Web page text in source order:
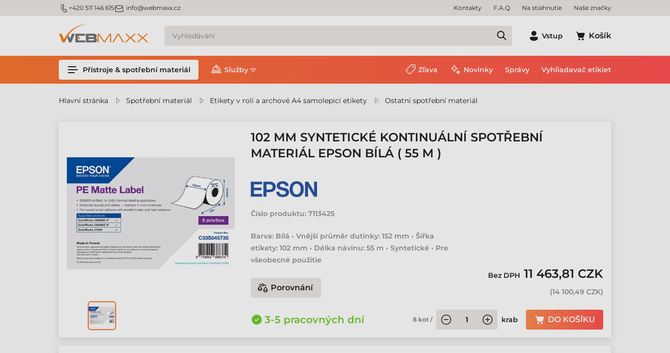
m_phone +420 511 146 615m_email info@webmaxx.cz Kontakty F.A.Q Na stiahnutie Naše značky
Vstup Košík
Přístroje & spotřební materiál Služby Zľava Novinky Správy Vyhliadavač etikiet
Hlavní stránka Spotřební materiál Etikety v roli a archové A4 samolepicí etikety Ostatní spotřební materiál
102 MM SYNTETICKÉ KONTINUÁLNÍ SPOTŘEBNÍ
MATERIÁL EPSON BÍLÁ ( 55 M )
Číslo produktu: 7113425
Barva: Bílá • Vnější průměr dutinky: 152 mm • Šířka
etikety: 102 mm • Délka návinu: 55 m • Syntetické • Pre
všeobecné použitie
Porovnání
Bez DPH 11 463,81 CZK
(14 100,49 CZK)
3-5 pracovných dní 8 kot/ krab DO KOŠÍKU